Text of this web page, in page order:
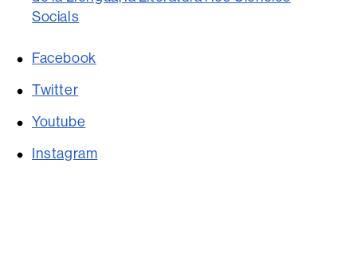
Socials
Facebook
Twitter
Youtube
Instagram